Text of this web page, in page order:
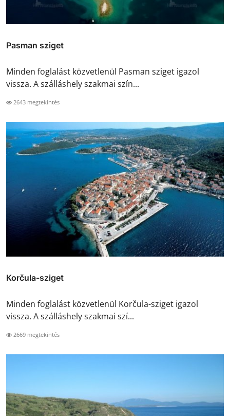
Pasman sziget
Minden foglalást közvetlenül Pasman sziget igazol
vissza. A szálláshely szakmai szín...
2643 megtekintés
Korčula-sziget
Minden foglalást közvetlenül Korčula-sziget igazol
vissza. A szálláshely szakmai szí...
2669 megtekintés